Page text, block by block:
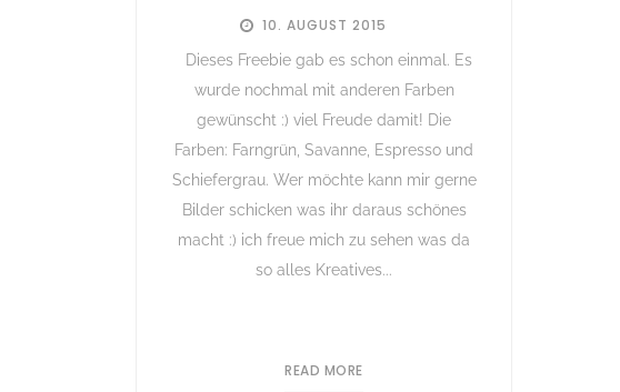
10. AUGUST 2015
Dieses Freebie gab es schon einmal. Es
wurde nochmal mit anderen Farben
gewünscht :) viel Freude damit! Die
Farben: Farngrün, Savanne, Espresso und
Schiefergrau. Wer möchte kann mir gerne
Bilder schicken was ihr daraus schönes
macht :) ich freue mich zu sehen was da
so alles Kreatives...
READ MORE